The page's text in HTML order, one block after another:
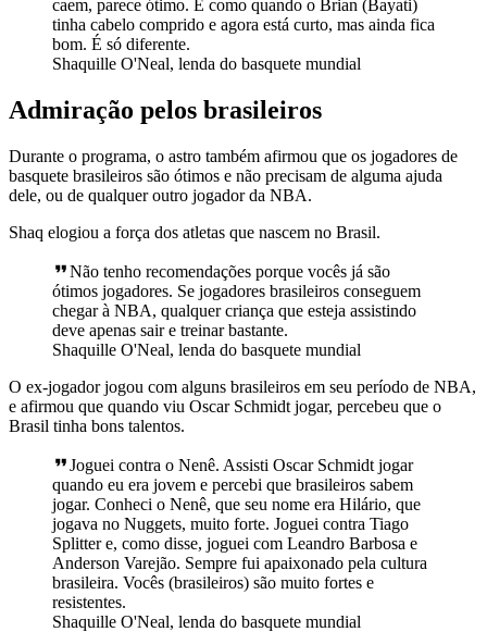
caem, parece ótimo. É como quando o Brian (Bayati)
tinha cabelo comprido e agora está curto, mas ainda fica
bom. É só diferente.
Shaquille O'Neal, lenda do basquete mundial
Admiração pelos brasileiros
Durante o programa, o astro também afirmou que os jogadores de
basquete brasileiros são ótimos e não precisam de alguma ajuda
dele, ou de qualquer outro jogador da NBA.
Shaq elogiou a força dos atletas que nascem no Brasil.
Não tenho recomendações porque vocês já são
ótimos jogadores. Se jogadores brasileiros conseguem
chegar à NBA, qualquer criança que esteja assistindo
deve apenas sair e treinar bastante.
Shaquille O'Neal, lenda do basquete mundial
O ex-jogador jogou com alguns brasileiros em seu período de NBA,
e afirmou que quando viu Oscar Schmidt jogar, percebeu que o
Brasil tinha bons talentos.
Joguei contra o Nenê. Assisti Oscar Schmidt jogar
quando eu era jovem e percebi que brasileiros sabem
jogar. Conheci o Nenê, que seu nome era Hilário, que
jogava no Nuggets, muito forte. Joguei contra Tiago
Splitter e, como disse, joguei com Leandro Barbosa e
Anderson Varejão. Sempre fui apaixonado pela cultura
brasileira. Vocês (brasileiros) são muito fortes e
resistentes.
Shaquille O'Neal, lenda do basquete mundial